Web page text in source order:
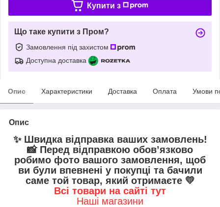
Купити з
Що таке купити з Пром?
Замовлення під захистом
Доступна доставка
Опис Характеристики Доставка Оплата Умови
Опис
✨ Швидка відправка ваших замовлень!
📸 Перед відправкою обов’язково
робимо фото вашого замовлення, щоб
ви були впевнені у покупці та бачили
саме той товар, який отримаєте 💛
Всі товари на сайті тут
Наші магазини